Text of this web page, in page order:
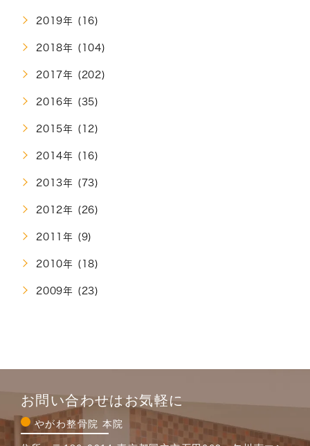
2019年 (16)
2018年 (104)
2017年 (202)
2016年 (35)
2015年 (12)
2014年 (16)
2013年 (73)
2012年 (26)
2011年 (9)
2010年 (18)
2009年 (23)
お問い合わせはお気軽に
やがわ整骨院 本院